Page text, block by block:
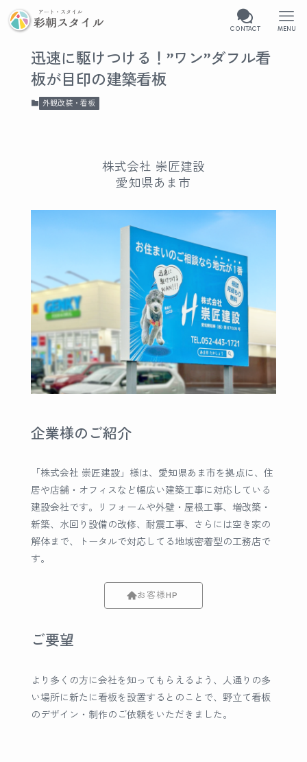
CONTACT MENU
迅速に駆けつける！”ワン”ダフル看
板が目印の建築看板
外観改装・看板
株式会社 崇匠建設
愛知県あま市
企業様のご紹介
「株式会社 崇匠建設」様は、愛知県あま市を拠点に、住
居や店舗・オフィスなど幅広い建築工事に対応している
建設会社です。リフォームや外壁・屋根工事、増改築・
新築、水回り設備の改修、耐震工事、さらには空き家の
解体まで、トータルで対応してる地域密着型の工務店で
す。
お客様HP
ご要望
より多くの方に会社を知ってもらえるよう、人通りの多
い場所に新たに看板を設置するとのことで、野立て看板
のデザイン・制作のご依頼をいただきました。